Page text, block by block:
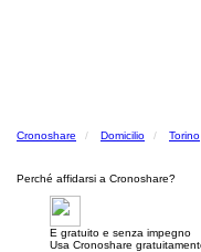
Cronoshare Domicilio Torino
Perché affidarsi a Cronoshare?
E gratuito e senza impegno
Usa Cronoshare